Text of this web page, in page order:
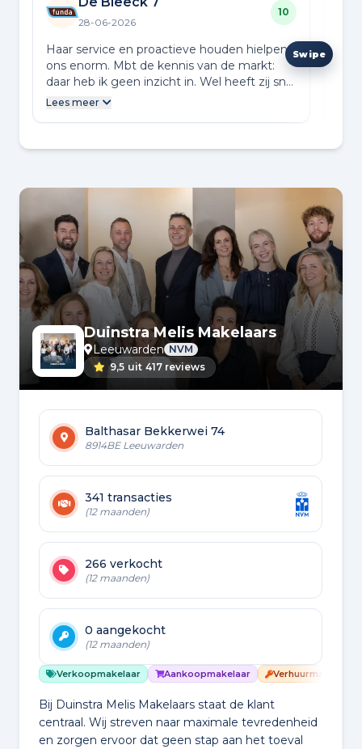
28-06-2026
10
Haar service en proactieve houden hielpen
ons enorm. Mbt de kennis van de markt:
daar heb ik geen inzicht in. Wel heeft zij snel
de juiste mensen weten te benaderen waar
natuurlijk minder. Maar ik zou het zo weer
Lees meer
Duinstra Melis Makelaars
Leeuwarden NVM
9,5 uit 417 reviews
Balthasar Bekkerwei 74
8914BE Leeuwarden
341 transacties
(12 maanden)
266 verkocht
(12 maanden)
0 aangekocht
(12 maanden)
Verkoopmakelaar Aankoopmakelaar Verhuurmakelaar
Bij Duinstra Melis Makelaars staat de klant
centraal. Wij streven naar maximale tevredenheid
en zorgen ervoor dat geen stap aan het toeval